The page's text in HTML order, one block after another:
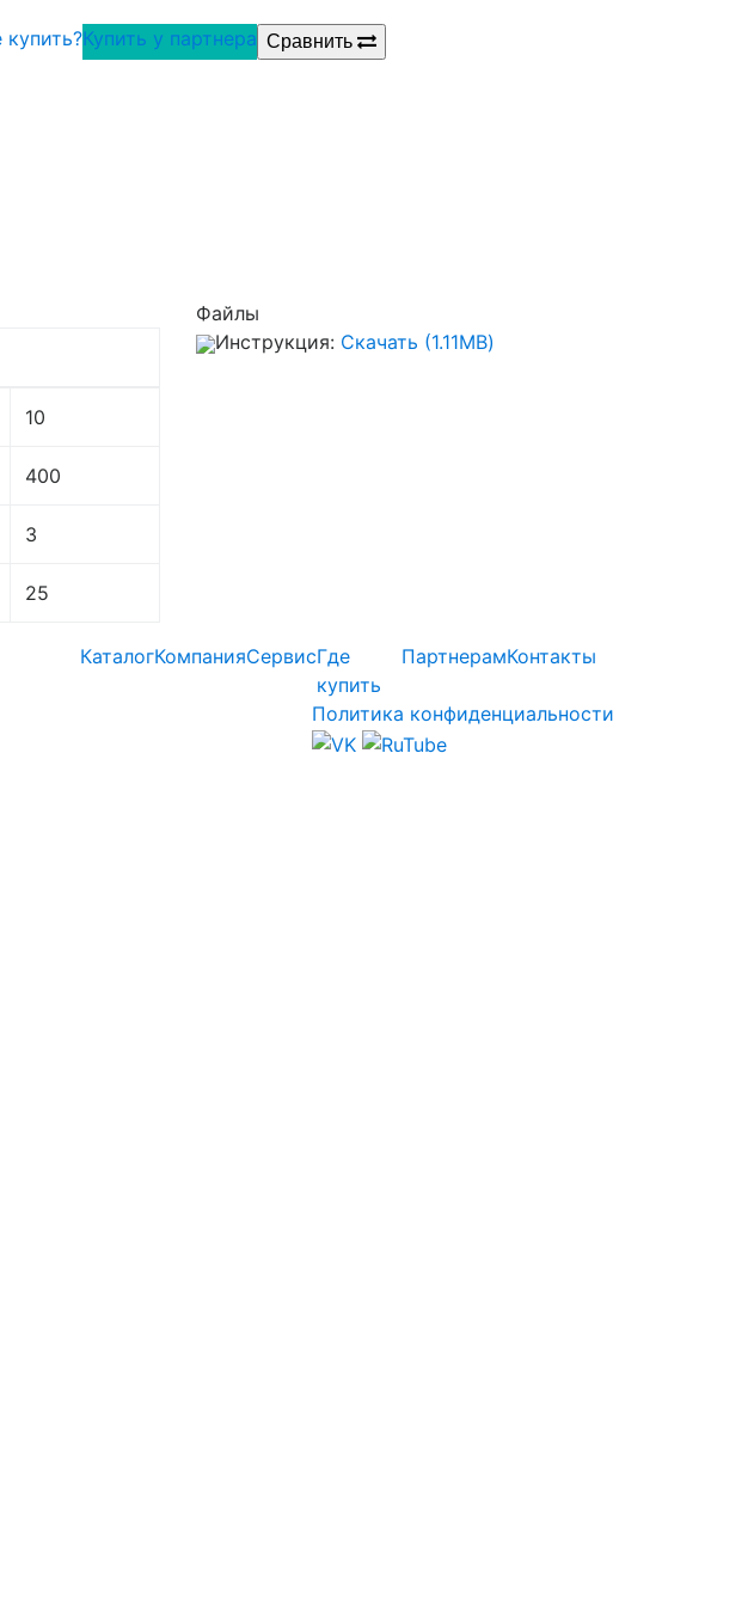
купить?Купить у партнера Сравнить
10
400
3
25
Файлы
Инструкция: Скачать (1.11MB)
КаталогКомпанияСервисГде
купить
ПартнерамКонтакты
Политика конфиденциальности